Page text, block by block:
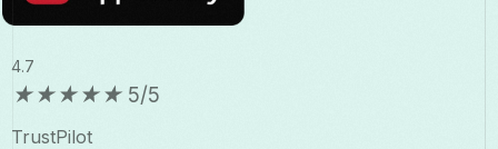
4.7
★★★★★ 5/5
TrustPilot